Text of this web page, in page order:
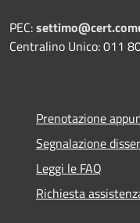
PEC:
Centralino Unico: 011
Prenotazione
Segnalazione
Leggi le FAQ
Richiesta